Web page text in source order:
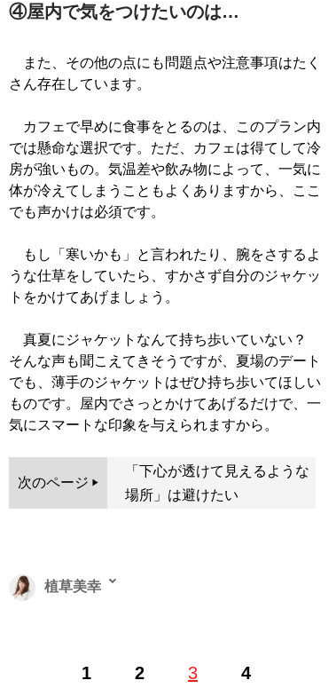
④屋内で気をつけたいのは…
また、その他の点にも問題点や注意事項はたく
さん存在しています。
カフェで早めに食事をとるのは、このプラン内
では懸命な選択です。ただ、カフェは得てして冷
房が強いもの。気温差や飲み物によって、一気に
体が冷えてしまうこともよくありますから、ここ
でも声かけは必須です。
もし「寒いかも」と言われたり、腕をさするよ
うな仕草をしていたら、すかさず自分のジャケッ
トをかけてあげましょう。
真夏にジャケットなんて持ち歩いていない？
そんな声も聞こえてきそうですが、夏場のデート
でも、薄手のジャケットはぜひ持ち歩いてほしい
ものです。屋内でさっとかけてあげるだけで、一
気にスマートな印象を与えられますから。
次のページ
「下心が透けて見えるような
場所」は避けたい
1 2 3 4
植草美幸
ザー。 1995年にアパレル業界に特化した人材派遣会社